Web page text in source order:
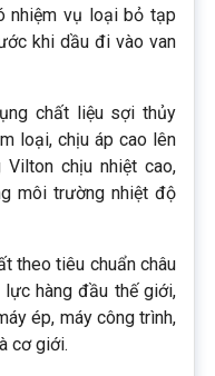
nhiệm vụ loại bỏ tạp
khi dầu đi vào van
chất liệu sợi thủy
loại, chịu áp cao lên
chịu nhiệt cao,
môi trường nhiệt độ
theo tiêu chuẩn châu
hàng đầu thế giới,
ép, máy công trình,
cơ giới.